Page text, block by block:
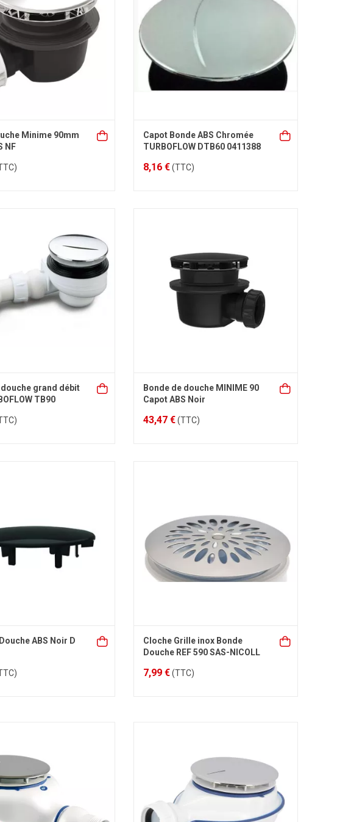
Minime 90mm
NF
Capot Bonde ABS Chromée
TURBOFLOW DTB60 0411388
8,16 €(TTC)
douche grand débit
TB90
Bonde de douche MINIME 90
Capot ABS Noir
43,47 €(TTC)
ABS Noir D
Cloche Grille inox Bonde
Douche REF 590 SAS-NICOLL
7,99 €(TTC)